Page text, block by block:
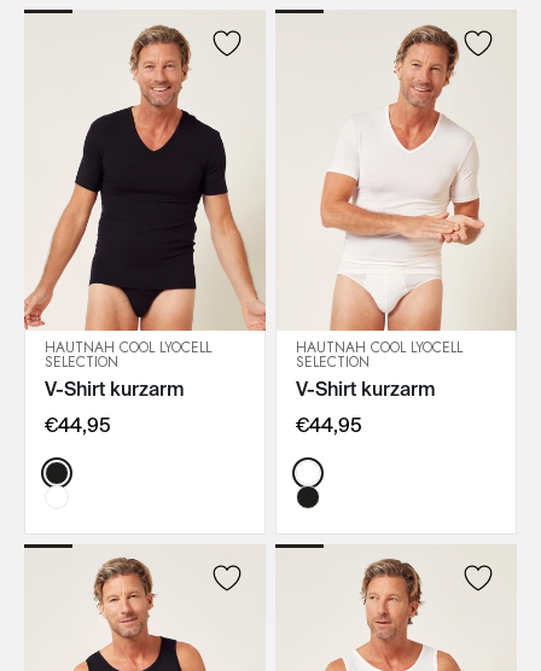
HAUTNAH COOL LYOCELL
SELECTION
V-Shirt kurzarm
€44,95
Color:
HAUTNAH COOL LYOCELL
SELECTION
V-Shirt kurzarm
€44,95
Color: